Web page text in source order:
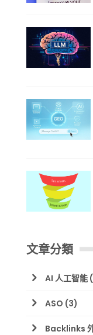
文章分類
AI 人工智能
ASO (3)
Backlinks